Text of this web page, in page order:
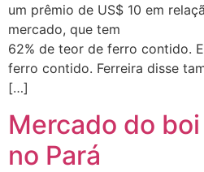
um prêmio de US$ 10 em
mercado, que tem
62% de teor de ferro contido.
ferro contido. Ferreira disse
[…]
Mercado do
no Pará